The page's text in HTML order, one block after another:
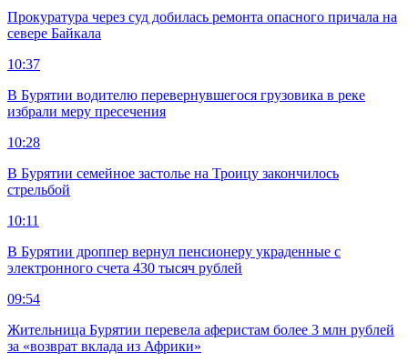
Прокуратура через суд добилась ремонта опасного причала на
севере Байкала
10:37
В Бурятии водителю перевернувшегося грузовика в реке
избрали меру пресечения
10:28
В Бурятии семейное застолье на Троицу закончилось
стрельбой
10:11
В Бурятии дроппер вернул пенсионеру украденные с
электронного счета 430 тысяч рублей
09:54
Жительница Бурятии перевела аферистам более 3 млн рублей
за «возврат вклада из Африки»